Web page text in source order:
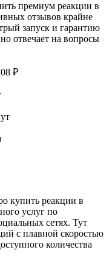
премиум реакции в
отзывов крайне
запуск и гарантию
отвечает на вопросы
₽
купить реакции в
услуг по
сетях. Тут
с плавной скоростью
количества